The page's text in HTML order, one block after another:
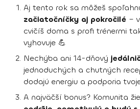
Aj tento rok sa môžeš
začiatočníčky aj pokročilé –
cvičíš doma s profi trénermi
vyhovuje 💪
Nechýba ani 14-dňový
jednoduchých a chutných
dodajú energiu a podporia
A najväčší bonus? Komunita